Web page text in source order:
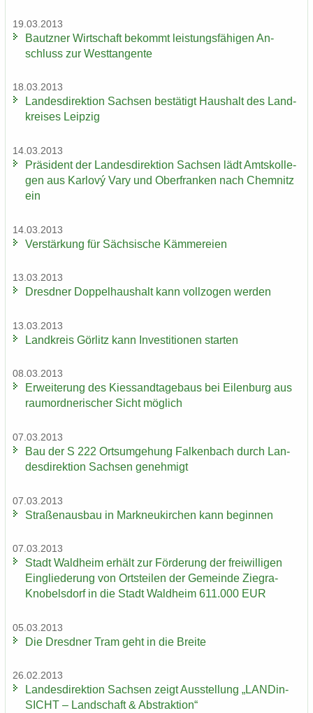
19.03.2013
Bautz­ner Wirt­schaft be­kommt leis­tungs­fä­hi­gen An­
schluss zur West­tan­gen­te
18.03.2013
Lan­des­di­rek­ti­on Sach­sen be­stä­tigt Haus­halt des Land­
krei­ses Leip­zig
14.03.2013
Prä­si­dent der Lan­des­di­rek­ti­on Sach­sen lädt Amts­kol­le­
gen aus Karlový Vary und Ober­fran­ken nach Chem­nitz
ein
14.03.2013
Ver­stär­kung für Säch­si­sche Käm­me­rei­en
13.03.2013
Dresd­ner Dop­pel­haus­halt kann voll­zo­gen wer­den
13.03.2013
Land­kreis Gör­litz kann In­ves­ti­tio­nen star­ten
08.03.2013
Er­wei­te­rung des Kies­sand­ta­ge­baus bei Ei­len­burg aus
raum­ord­ne­ri­scher Sicht mög­lich
07.03.2013
Bau der S 222 Orts­um­ge­hung Fal­ken­bach durch Lan­
des­di­rek­ti­on Sach­sen ge­neh­migt
07.03.2013
Stra­ßen­aus­bau in Mark­neu­kir­chen kann be­gin­nen
07.03.2013
Stadt Wald­heim er­hält zur För­de­rung der frei­wil­li­gen
Ein­glie­de­rung von Orts­tei­len der Ge­mein­de Ziegra-​
Knobelsdorf in die Stadt Wald­heim 611.000 EUR
05.03.2013
Die Dresd­ner Tram geht in die Brei­te
26.02.2013
Lan­des­di­rek­ti­on Sach­sen zeigt Aus­stel­lung „LAN­Din­
SICHT – Land­schaft & Abs­trak­ti­on“